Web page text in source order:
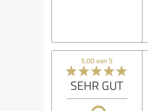
5,00 von 5
SEHR GUT